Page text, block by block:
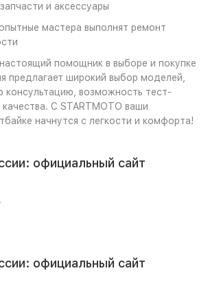
и аксессуары
мастера выполнят ремонт
помощник в выборе и покупке
предлагает широкий выбор моделей,
консультацию, возможность тест-
С STARTMOTO ваши
начнутся с легкости и комфорта!
официальный сайт
официальный сайт